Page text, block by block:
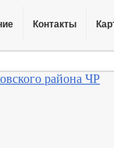
Контакты